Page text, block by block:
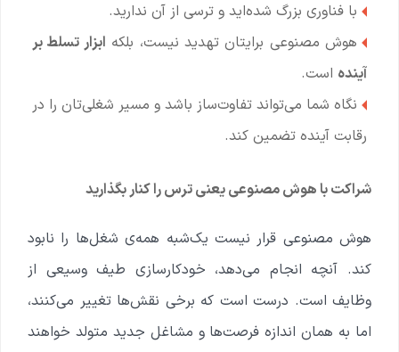
با فناوری بزرگ شده‌اید و ترسی از آن ندارید.
هوش مصنوعی برایتان تهدید نیست، بلکه ابزار تسلط بر
آینده است.
نگاه شما می‌تواند تفاوت‌ساز باشد و مسیر شغلی‌تان را در
رقابت آینده تضمین کند.
شراکت با هوش مصنوعی یعنی ترس را کنار بگذارید
هوش مصنوعی قرار نیست یک‌شبه همه‌ی شغل‌ها را نابود
کند. آنچه انجام می‌دهد، خودکارسازی طیف وسیعی از
وظایف است. درست است که برخی نقش‌ها تغییر می‌کنند،
اما به همان اندازه فرصت‌ها و مشاغل جدید متولد خواهند